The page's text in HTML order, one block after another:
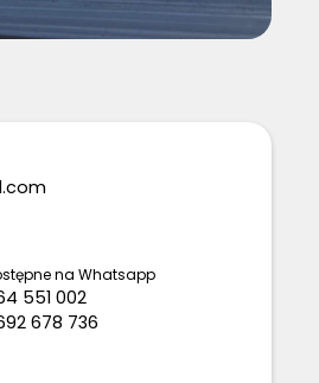
na Whatsapp
551 002
678 736